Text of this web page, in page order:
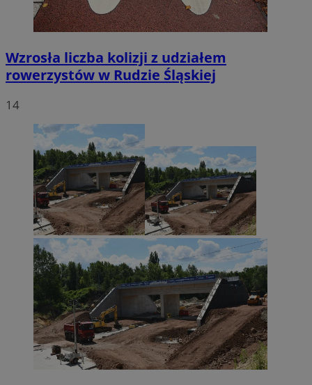
Wzrosła liczba kolizji z udziałem
rowerzystów w Rudzie Śląskiej
14